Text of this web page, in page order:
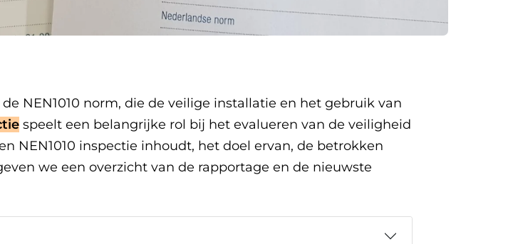
NEN1010 norm, die de veilige installatie en het gebruik van
speelt een belangrijke rol bij het evalueren van de veiligheid
NEN1010 inspectie inhoudt, het doel ervan, de betrokken
we een overzicht van de rapportage en de nieuwste